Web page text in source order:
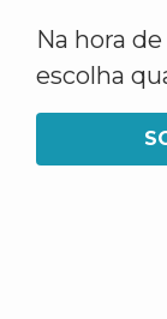
Na hora
escolha